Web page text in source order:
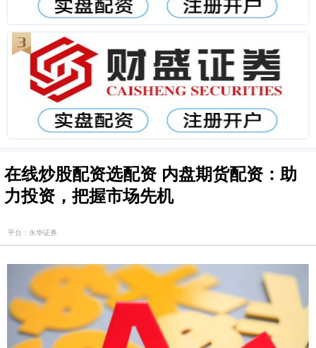
在线炒股配资选配资 内盘期货配资：助
力投资，把握市场先机
平台：永华证券